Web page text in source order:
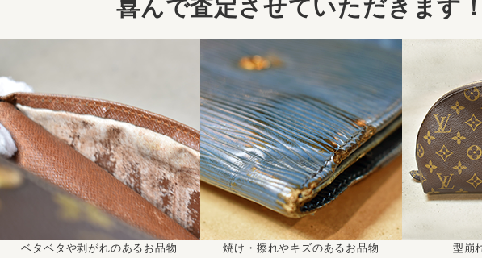
喜んで査定させていただきます
ベタベタや剥がれのあるお品物 焼け・擦れやキズのあるお品物 型崩